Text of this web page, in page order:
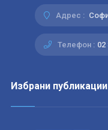
Адрес :
Телефон : 02
Избрани публикации